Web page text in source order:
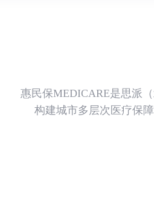
惠民保MEDICARE是思派
构建城市多层次医疗保